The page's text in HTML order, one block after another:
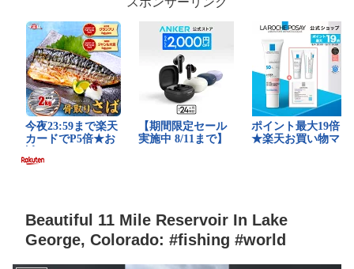
Beautiful 11 Mile Reservoir In Lake
George, Colorado: #fishing #world